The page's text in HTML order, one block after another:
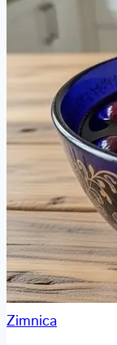
Zimnica